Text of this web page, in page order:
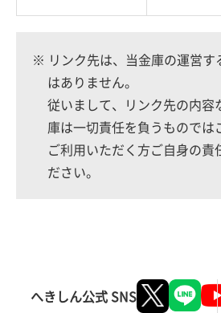
※ リンク先は、当金庫の運営す
はありません。
従いまして、リンク先の内容
庫は一切責任を負うものでは
ご利用いただく方ご自身の責
ださい。
へきしん公式 SNS